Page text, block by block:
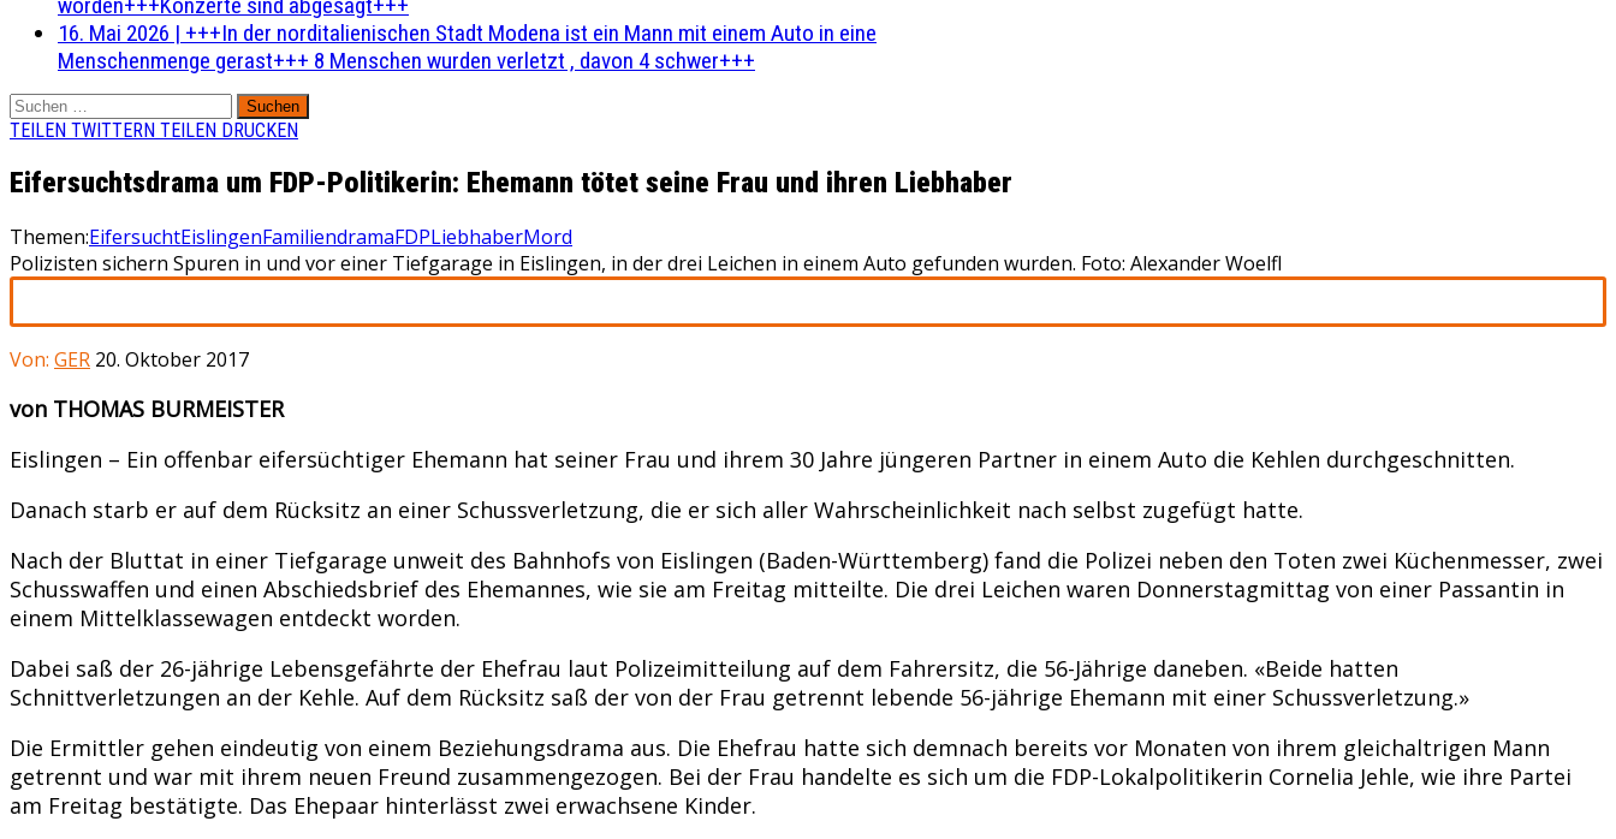
16. Mai 2026 | +++In der norditalienischen Stadt Modena ist ein Mann mit einem Auto in eine
Menschenmenge gerast+++ 8 Menschen wurden verletzt , davon 4 schwer+++
Suchen
nach:
TEILEN TWITTERN TEILEN DRUCKEN
Eifersuchtsdrama um FDP-Politikerin: Ehemann tötet seine Frau und ihren Liebhaber
Themen:EifersuchtEislingenFamiliendramaFDPLiebhaberMord
Polizisten sichern Spuren in und vor einer Tiefgarage in Eislingen, in der drei Leichen in einem Auto gefunden wurden. Foto: Alexander Woelfl
Von: GER 20. Oktober 2017
von THOMAS BURMEISTER
Eislingen – Ein offenbar eifersüchtiger Ehemann hat seiner Frau und ihrem 30 Jahre jüngeren Partner in einem Auto die Kehlen durchgeschnitten.
Danach starb er auf dem Rücksitz an einer Schussverletzung, die er sich aller Wahrscheinlichkeit nach selbst zugefügt hatte.
Nach der Bluttat in einer Tiefgarage unweit des Bahnhofs von Eislingen (Baden-Württemberg) fand die Polizei neben den Toten zwei Küchenmesser, zwei
Schusswaffen und einen Abschiedsbrief des Ehemannes, wie sie am Freitag mitteilte. Die drei Leichen waren Donnerstagmittag von einer Passantin in
einem Mittelklassewagen entdeckt worden.
Dabei saß der 26-jährige Lebensgefährte der Ehefrau laut Polizeimitteilung auf dem Fahrersitz, die 56-Jährige daneben. «Beide hatten
Schnittverletzungen an der Kehle. Auf dem Rücksitz saß der von der Frau getrennt lebende 56-jährige Ehemann mit einer Schussverletzung.»
Die Ermittler gehen eindeutig von einem Beziehungsdrama aus. Die Ehefrau hatte sich demnach bereits vor Monaten von ihrem gleichaltrigen Mann
getrennt und war mit ihrem neuen Freund zusammengezogen. Bei der Frau handelte es sich um die FDP-Lokalpolitikerin Cornelia Jehle, wie ihre Partei
am Freitag bestätigte. Das Ehepaar hinterlässt zwei erwachsene Kinder.